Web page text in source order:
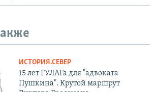
ИСТОРИЯ.СЕВЕР
15 лет ГУЛАГа для "адвоката
Пушкина". Крутой маршрут